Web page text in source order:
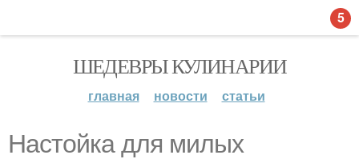
ШЕДЕВРЫ КУЛИНАРИИ
главная новости статьи
Настойка для милых
5